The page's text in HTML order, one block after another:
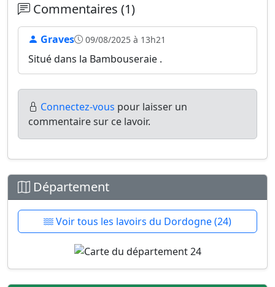
Commentaires (1)
Graves 09/08/2025 à 13h21
Situé dans la Bambouseraie .
Connectez-vous pour laisser un
commentaire sur ce lavoir.
Département
Voir tous les lavoirs du Dordogne (24)